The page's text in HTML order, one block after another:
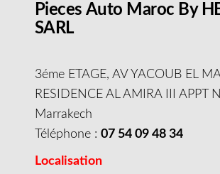
Pieces Auto Maroc By
SARL
3éme ETAGE, AV YACOUB EL
RESIDENCE AL AMIRA III APPT
Marrakech
Téléphone : 07 54 09 48 34
Localisation